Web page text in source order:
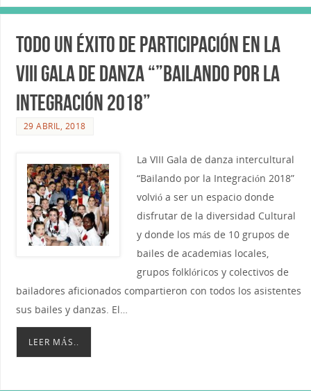
Todo un éxito de participación en la
VIII Gala de danza “”Bailando por la
Integración 2018”
29 ABRIL, 2018
La VIII Gala de danza intercultural
“Bailando por la Integración 2018”
volvió a ser un espacio donde
disfrutar de la diversidad Cultural
y donde los más de 10 grupos de
bailes de academias locales,
grupos folklóricos y colectivos de
bailadores aficionados compartieron con todos los asistentes
sus bailes y danzas. El…
LEER MÁS..